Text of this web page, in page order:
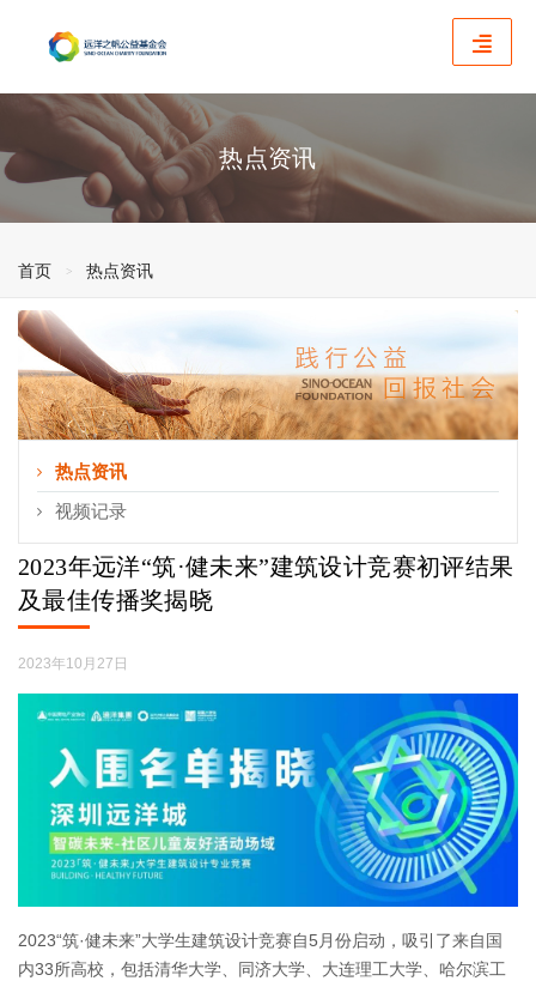
热点资讯
首页 热点资讯
热点资讯
视频记录
2023年远洋“筑·健未来”建筑设计竞赛初评结果
及最佳传播奖揭晓
2023年10月27日
2023“筑·健未来”大学生建筑设计竞赛自5月份启动，吸引了来自国
内33所高校，包括清华大学、同济大学、大连理工大学、哈尔滨工